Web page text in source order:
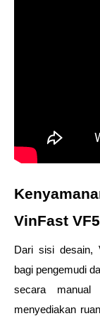
VinFast VF5
Dari sisi desain,
bagi pengemudi
secara
menyediakan